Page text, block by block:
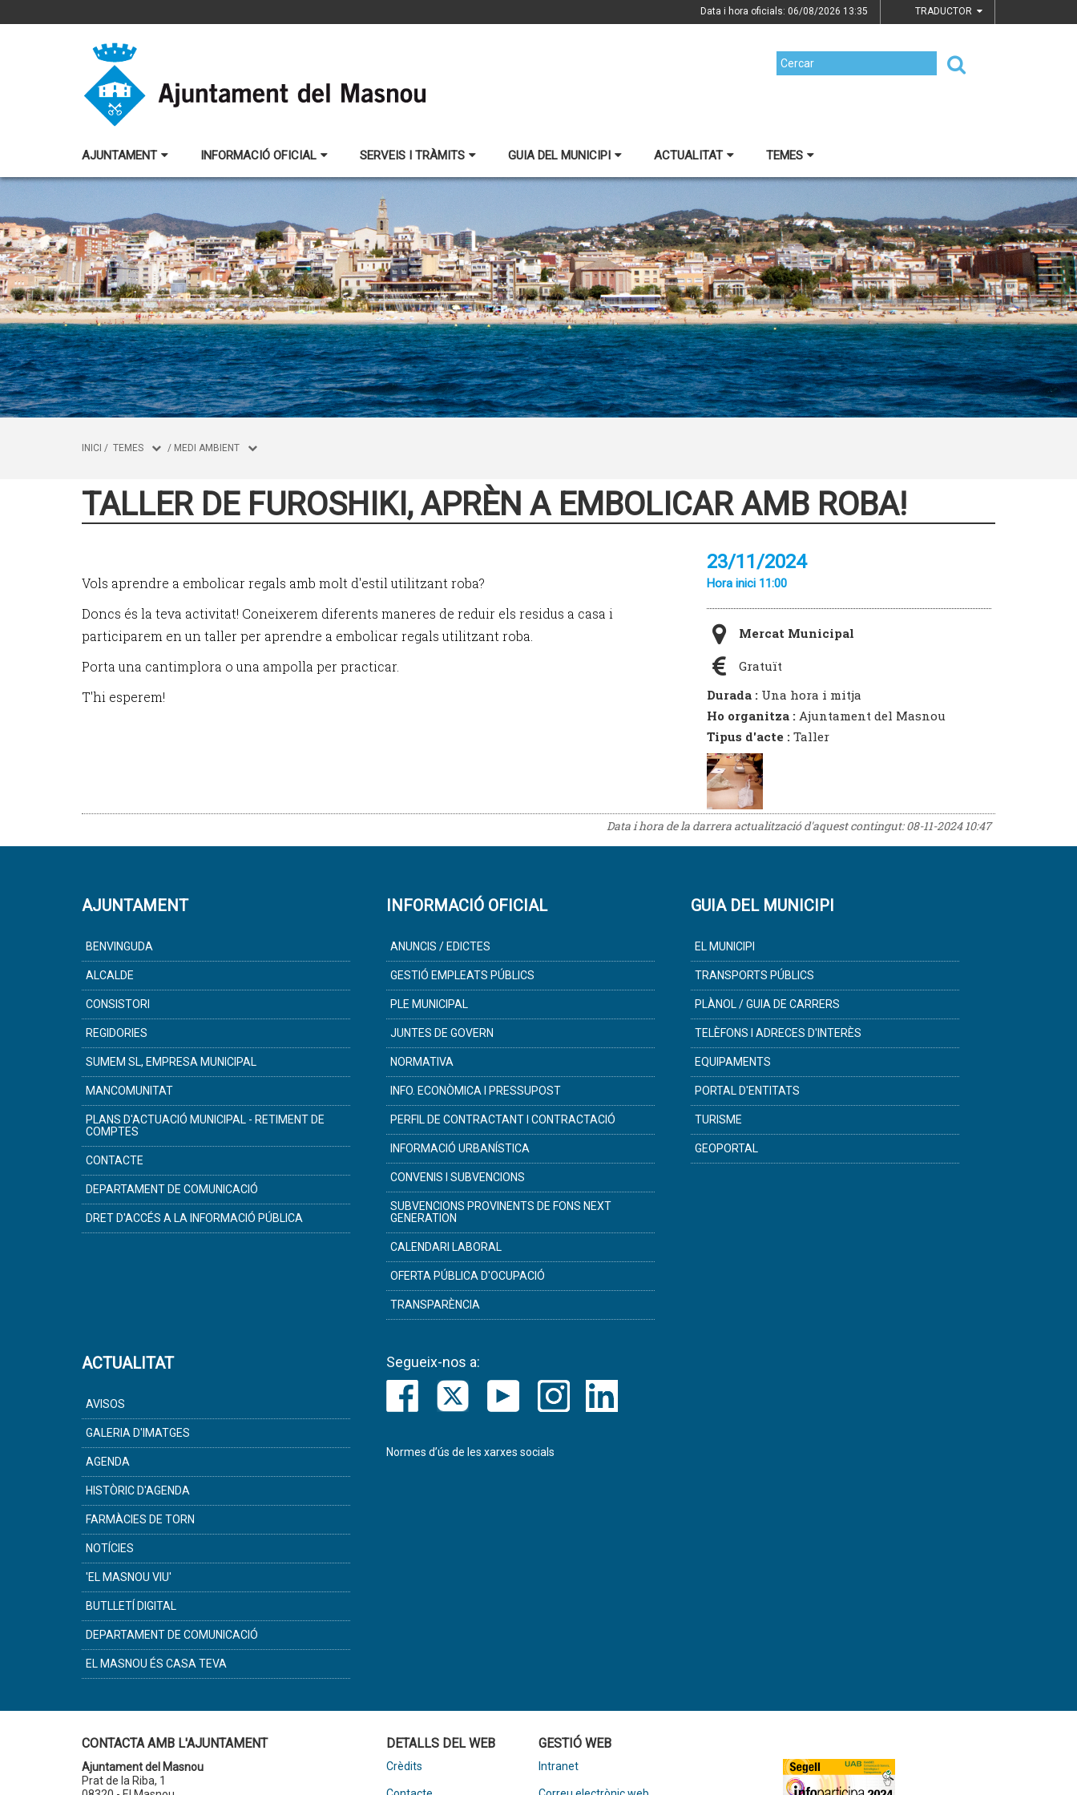
Data i hora oficials: 06/08/2026 13:35 TRADUCTOR
AJUNTAMENT INFORMACIÓ OFICIAL SERVEIS I TRÀMITS GUIA DEL MUNICIPI ACTUALITAT TEMES
INICI / TEMES / MEDI AMBIENT
TALLER DE FUROSHIKI, APRÈN A EMBOLICAR AMB ROBA!
Vols aprendre a embolicar regals amb molt d'estil utilitzant roba?
Doncs és la teva activitat! Coneixerem diferents maneres de reduir els residus a casa i
participarem en un taller per aprendre a embolicar regals utilitzant roba.
Porta una cantimplora o una ampolla per practicar.
T'hi esperem!
23/11/2024
Hora inici 11:00
Mercat Municipal
Gratuït
Durada : Una hora i mitja
Ho organitza : Ajuntament del Masnou
Tipus d'acte : Taller
Data i hora de la darrera actualització d'aquest contingut:08-11-2024 10:47
AJUNTAMENT
BENVINGUDA
ALCALDE
CONSISTORI
REGIDORIES
SUMEM SL, EMPRESA MUNICIPAL
MANCOMUNITAT
PLANS D'ACTUACIÓ MUNICIPAL - RETIMENT DE
COMPTES
CONTACTE
DEPARTAMENT DE COMUNICACIÓ
DRET D'ACCÉS A LA INFORMACIÓ PÚBLICA
INFORMACIÓ OFICIAL
ANUNCIS / EDICTES
GESTIÓ EMPLEATS PÚBLICS
PLE MUNICIPAL
JUNTES DE GOVERN
NORMATIVA
INFO. ECONÒMICA I PRESSUPOST
PERFIL DE CONTRACTANT I CONTRACTACIÓ
INFORMACIÓ URBANÍSTICA
CONVENIS I SUBVENCIONS
SUBVENCIONS PROVINENTS DE FONS NEXT
GENERATION
CALENDARI LABORAL
OFERTA PÚBLICA D'OCUPACIÓ
TRANSPARÈNCIA
GUIA DEL MUNICIPI
EL MUNICIPI
TRANSPORTS PÚBLICS
PLÀNOL / GUIA DE CARRERS
TELÈFONS I ADRECES D'INTERÈS
EQUIPAMENTS
PORTAL D'ENTITATS
TURISME
GEOPORTAL
ACTUALITAT
AVISOS
GALERIA D'IMATGES
AGENDA
HISTÒRIC D'AGENDA
FARMÀCIES DE TORN
NOTÍCIES
'EL MASNOU VIU'
BUTLLETÍ DIGITAL
DEPARTAMENT DE COMUNICACIÓ
EL MASNOU ÉS CASA TEVA
Segueix-nos a:
Normes d’ús de les xarxes socials
CONTACTA AMB L'AJUNTAMENT
Ajuntament del Masnou
Prat de la Riba, 1
DETALLS DEL WEB
Crèdits
GESTIÓ WEB
Intranet